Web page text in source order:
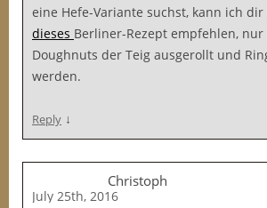
eine Hefe-Variante suchst, kann ich dir
dieses Berliner-Rezept empfehlen,
Doughnuts der Teig ausgerollt und
werden.
Reply ↓
Christoph
July 25th, 2016